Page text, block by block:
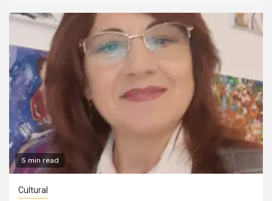
5 min read
Cultural